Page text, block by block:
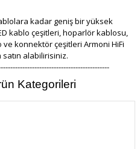
kadar geniş bir yüksek
kablo çeşitleri, hoparlör kablosu,
ve konnektör çeşitleri Armoni HiFi
alabilirisiniz.
Kategorileri